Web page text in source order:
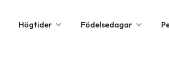
Högtider Födelsedagar